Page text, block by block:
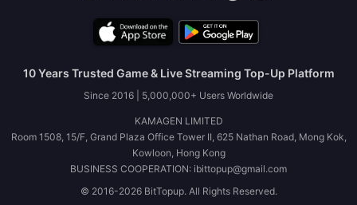
10 Years Trusted Game & Live Streaming Top-Up Platform
Since 2016 | 5,000,000+ Users Worldwide
KAMAGEN LIMITED
Room 1508, 15/F, Grand Plaza Office Tower II, 625 Nathan Road, Mong Kok,
Kowloon, Hong Kong
BUSINESS COOPERATION: ibittopup@gmail.com
© 2016-2026 BitTopup. All Rights Reserved.